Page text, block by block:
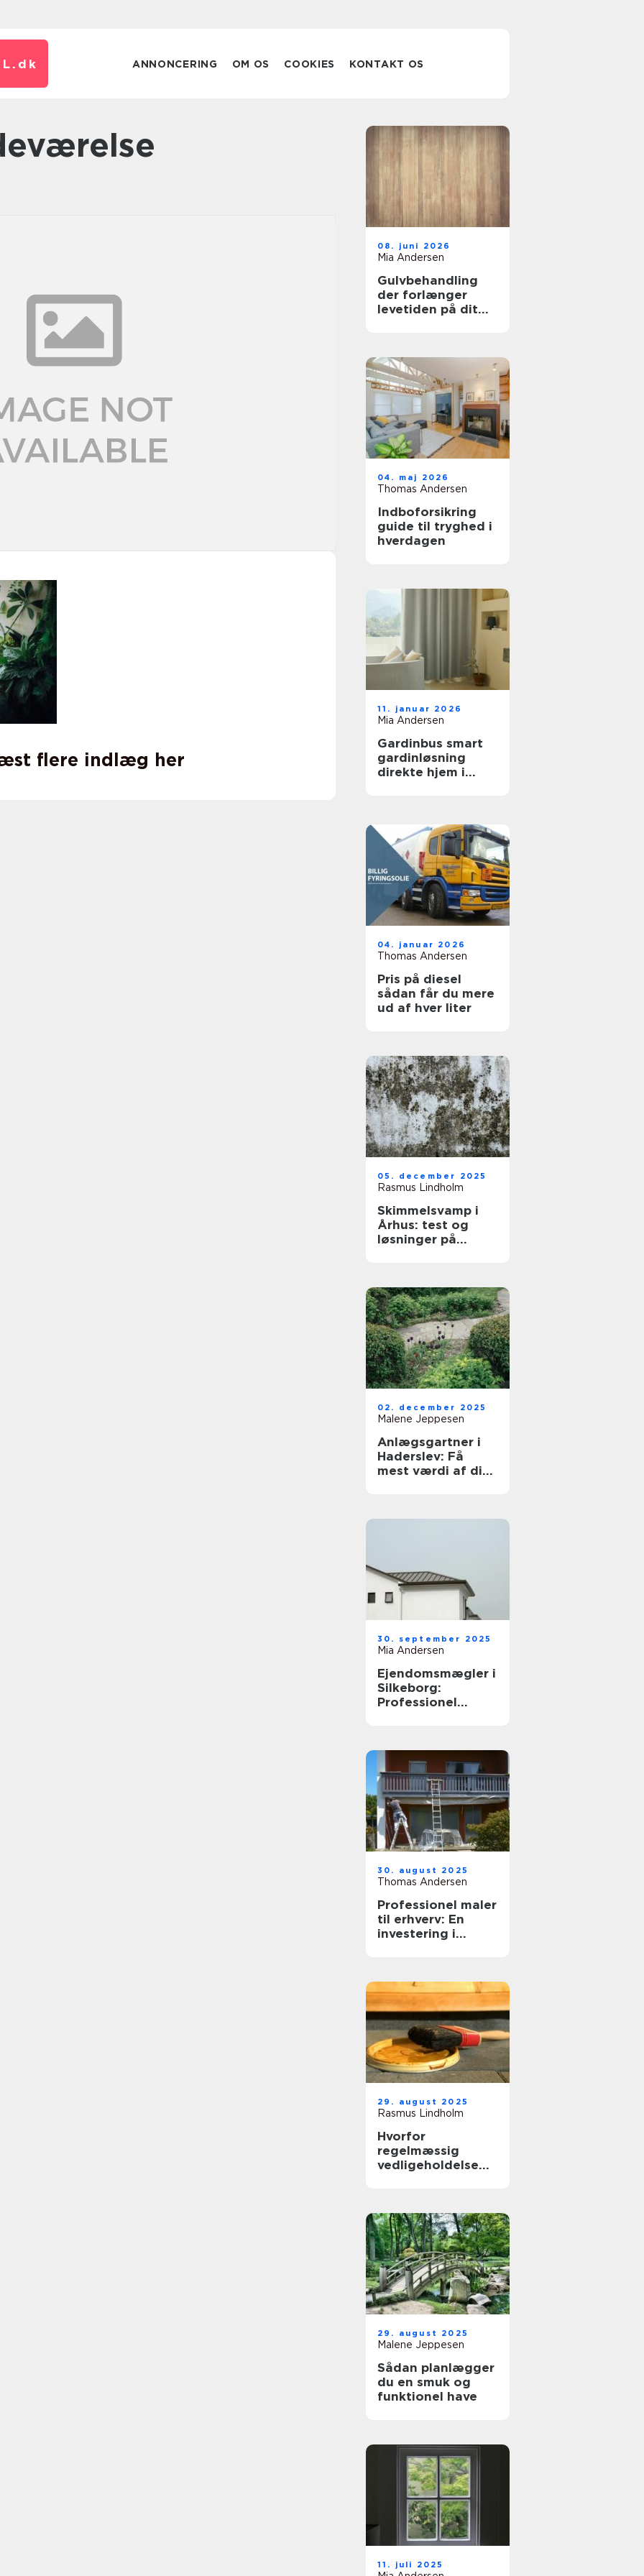
dk ANNONCERING OM OS COOKIES KONTAKT OS
flere indlæg her
08. juni 2026
Mia Andersen
Gulvbehandling
der forlænger
levetiden på dit
04. maj 2026
Thomas Andersen
Indboforsikring
guide til tryghed i
hverdagen
11. januar 2026
Mia Andersen
Gardinbus smart
gardinløsning
direkte hjem i
04. januar 2026
Thomas Andersen
Pris på diesel
sådan får du mere
ud af hver liter
05. december 2025
Rasmus Lindholm
Skimmelsvamp i
Århus: test og
løsninger på
02. december 2025
Malene Jeppesen
Anlægsgartner i
Haderslev: Få
mest værdi af dit
30. september 2025
Mia Andersen
Ejendomsmægler i
Silkeborg:
Professionel
30. august 2025
Thomas Andersen
Professionel maler
til erhverv: En
investering i
29. august 2025
Rasmus Lindholm
Hvorfor
regelmæssig
vedligeholdelse
29. august 2025
Malene Jeppesen
Sådan planlægger
du en smuk og
funktionel have
11. juli 2025